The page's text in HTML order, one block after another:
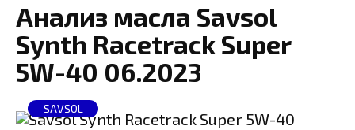
Анализ масла Savsol
Synth Racetrack Super
5W-40 06.2023
SAVSOL